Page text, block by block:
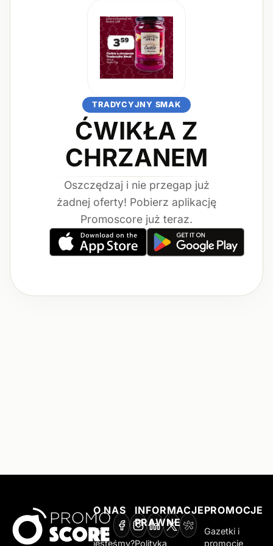
TRADYCYJNY SMAK
ĆWIKŁA Z
CHRZANEM
Oszczędzaj i nie przegap już
żadnej oferty! Pobierz aplikację
Promoscore już teraz.
O NAS
Kim
jesteśmy?
INFORMACJE
PRAWNE
Polityka
PROMOCJE
Gazetki i
promocje